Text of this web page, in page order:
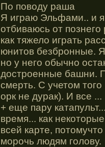
По поводу раша
Я играю Эльфами.. и я
отбиваюсь от
как тяжело играть
юнитов безбронные.
но у него обычно
достроенные башни.
смерть. С учетом
орк не дурак). И все
+ еще пару
время... как
всей карте,
морочь людям голову.